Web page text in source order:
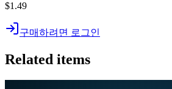
$1.49
구매하려면 로그인
Related items